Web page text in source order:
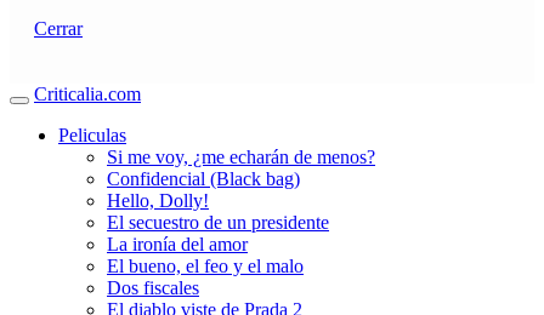
Cerrar
Criticalia.com
Peliculas
Si me voy, ¿me echarán de menos?
Confidencial (Black bag)
Hello, Dolly!
El secuestro de un presidente
La ironía del amor
El bueno, el feo y el malo
Dos fiscales
El diablo viste de Prada 2